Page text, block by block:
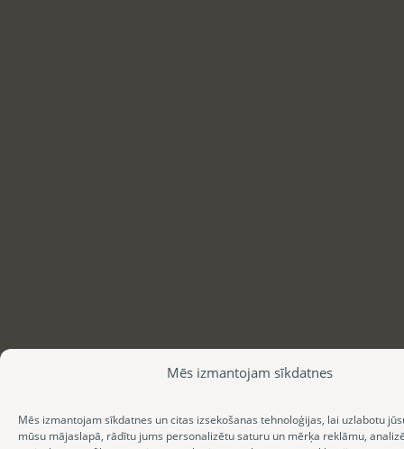
Mēs izmantojam sīkdatnes
Mēs izmantojam sīkdatnes un citas izsekošanas tehnoloģijas, lai uzlabotu
mūsu mājaslapā, rādītu jums personalizētu saturu un mērķa reklāmu,